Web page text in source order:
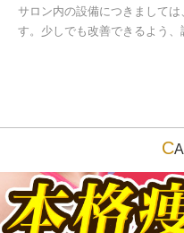
サロン内の設備につきまして
す。少しでも改善できるよう、
C